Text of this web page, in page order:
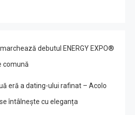
debutul ENERGY EXPO®
comună
eră a dating-ului rafinat – Acolo
întâlnește cu eleganța